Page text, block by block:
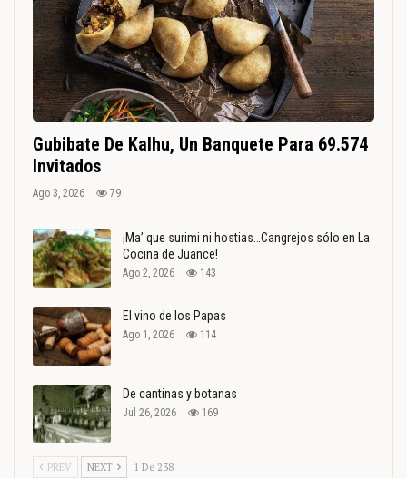
Gubibate De Kalhu, Un Banquete Para 69.574
Invitados
Ago 3, 2026 79
¡Ma’ que surimi ni hostias…Cangrejos sólo en La
Cocina de Juance!
Ago 2, 2026 143
El vino de los Papas
Ago 1, 2026 114
De cantinas y botanas
Jul 26, 2026 169
PREV NEXT 1 De 238